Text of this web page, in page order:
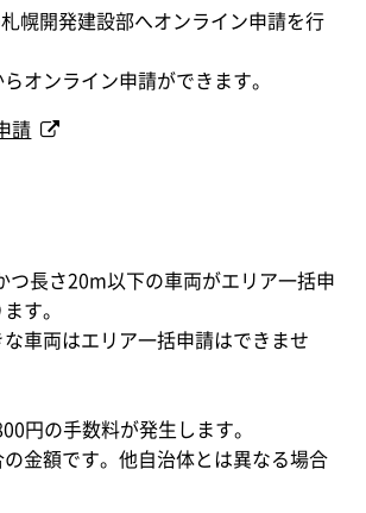
幌開発建設部へオンライン申請を行
オンライン申請ができます。
請
つ長さ20m以下の車両がエリア一括申
す。
車両はエリア一括申請はできませ
円の手数料が発生します。
金額です。他自治体とは異なる場合